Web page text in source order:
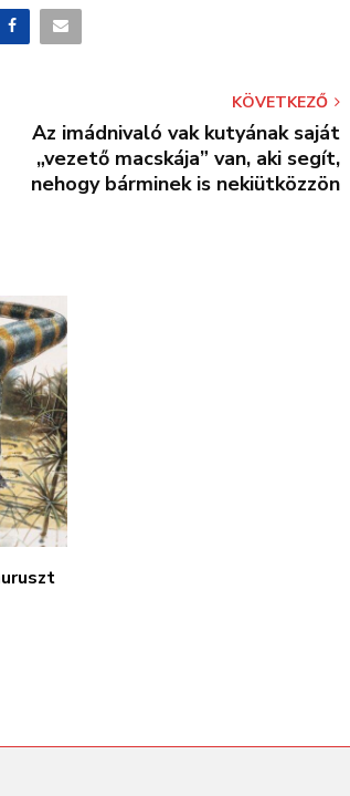
KÖVETKEZŐ
Az imádnivaló vak kutyának saját
„vezető macskája” van, aki segít,
nehogy bárminek is nekiütközzön